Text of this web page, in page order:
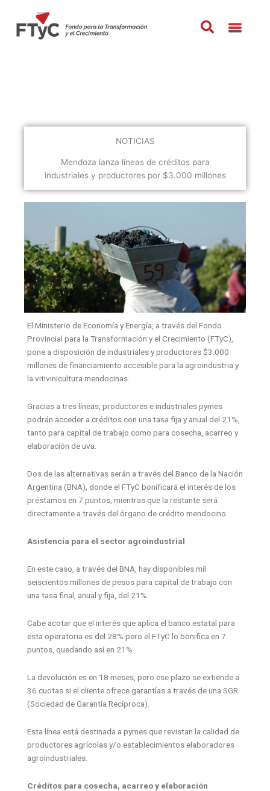
contenido
NOTICIAS
Mendoza lanza líneas de créditos para
industriales y productores por $3.000 millones
El Ministerio de Economía y Energía, a través del Fondo
Provincial para la Transformación y el Crecimiento (FTyC),
pone a disposición de industriales y productores $3.000
millones de financiamiento accesible para la agroindustria y
la vitivinicultura mendocinas.
Gracias a tres líneas, productores e industriales pymes
podrán acceder a créditos con una tasa fija y anual del 21%,
tanto para capital de trabajo como para cosecha, acarreo y
elaboración de uva.
Dos de las alternativas serán a través del Banco de la Nación
Argentina (BNA), donde el FTyC bonificará el interés de los
préstamos en 7 puntos, mientras que la restante será
directamente a través del órgano de crédito mendocino.
Asistencia para el sector agroindustrial
En este caso, a través del BNA, hay disponibles mil
seiscientos millones de pesos para capital de trabajo con
una tasa final, anual y fija, del 21%.
Cabe acotar que el interés que aplica el banco estatal para
esta operatoria es del 28% pero el FTyC lo bonifica en 7
puntos, quedando así en 21%.
La devolución es en 18 meses, pero ese plazo se extiende a
36 cuotas si el cliente ofrece garantías a través de una SGR
(Sociedad de Garantía Recíproca).
Esta línea está destinada a pymes que revistan la calidad de
productores agrícolas y/o establecimientos elaboradores
agroindustriales.
Créditos para cosecha, acarreo y elaboración